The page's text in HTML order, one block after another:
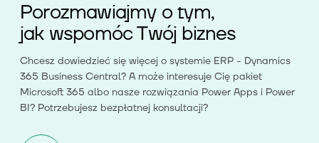
Porozmawiajmy o tym,
jak wspomóc Twój biznes
Chcesz dowiedzieć się więcej o systemie ERP - Dynamics
365 Business Central? A może interesuje Cię pakiet
Microsoft 365 albo nasze rozwiązania Power Apps i Power
BI? Potrzebujesz bezpłatnej konsultacji?